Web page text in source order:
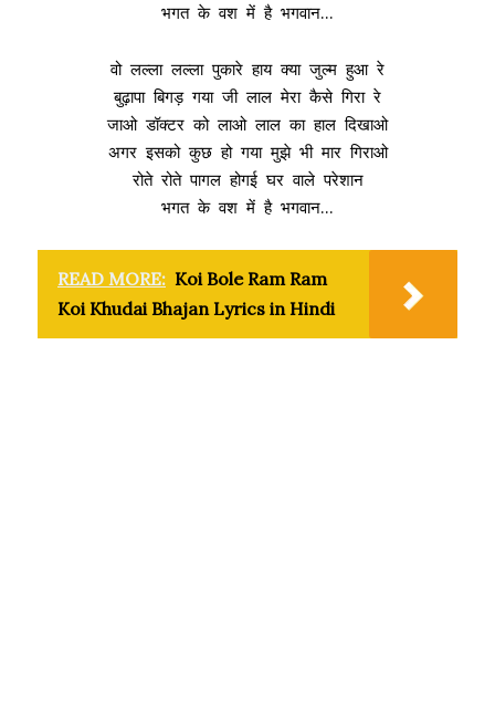
भगत के वश में है भगवान…
वो लल्ला लल्ला पुकारे हाय क्या जुल्म हुआ रे
बुढ़ापा बिगड़ गया जी लाल मेरा कैसे गिरा रे
जाओ डॉक्टर को लाओ लाल का हाल दिखाओ
अगर इसको कुछ हो गया मुझे भी मार गिराओ
रोते रोते पागल होगई घर वाले परेशान
भगत के वश में है भगवान…
READ MORE: Koi Bole Ram Ram
Koi Khudai Bhajan Lyrics in Hindi